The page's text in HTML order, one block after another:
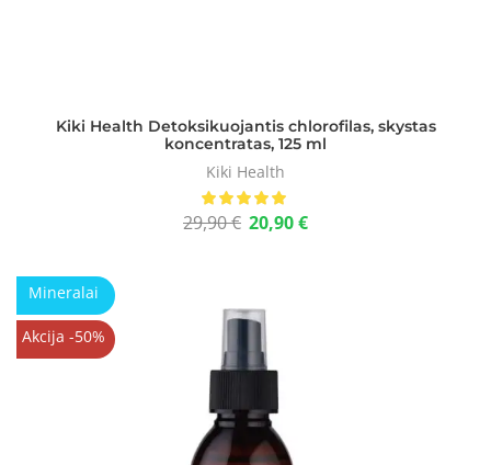
Kiki Health Detoksikuojantis chlorofilas, skystas
koncentratas, 125 ml
Kiki Health
29,90€ 20,90€
Mineralai
Akcija -50%